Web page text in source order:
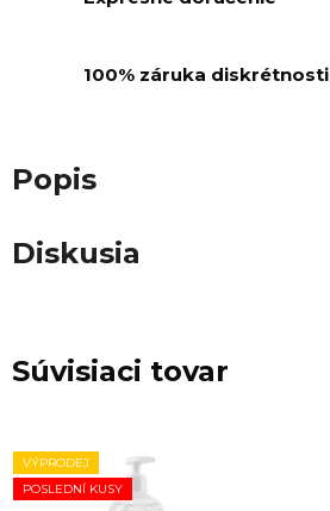
100% záruka diskrétnosti
Popis
Diskusia
Súvisiaci tovar
VÝPRODEJ
POSLEDNÍ KUSY